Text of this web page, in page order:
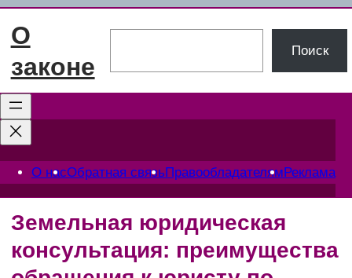
Перейти
О
законе
Поиск
О насОбратная связьПравообладателямРеклама
Земельная юридическая
консультация: преимущества